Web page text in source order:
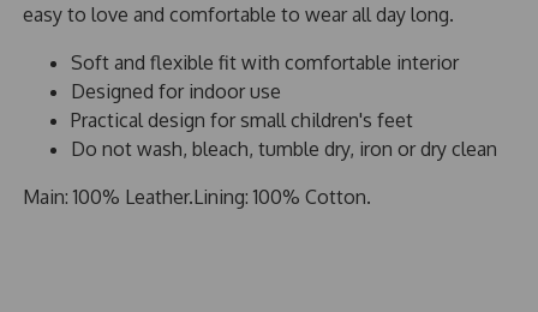
easy to love and comfortable to wear all day long.
Soft and flexible fit with comfortable interior
Designed for indoor use
Practical design for small children's feet
Do not wash, bleach, tumble dry, iron or dry clean
Main: 100% Leather.Lining: 100% Cotton.